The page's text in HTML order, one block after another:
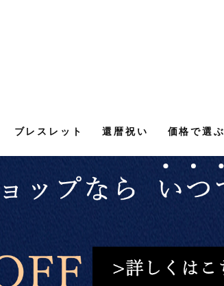
ブレスレット 還暦祝い 価格で選ぶ